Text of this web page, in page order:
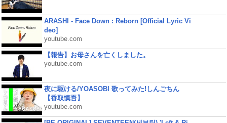
ARASHI - Face Down : Reborn [Official Lyric Vi
deo]
youtube.com
【報告】お母さんを亡くしました。
youtube.com
夜に駆ける/YOASOBI 歌ってみた!しんごちん
【香取慎吾】
youtube.com